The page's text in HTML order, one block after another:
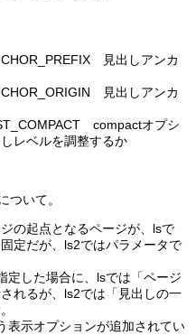
見出しアンカ
見出しアンカ
compactオプシ
レベルを調整するか
ついて。
の起点となるページが、lsで
定だが、ls2ではパラメータで
定した場合に、lsでは「ページ
れるが、ls2では「見出しの一
表示オプションが追加されてい